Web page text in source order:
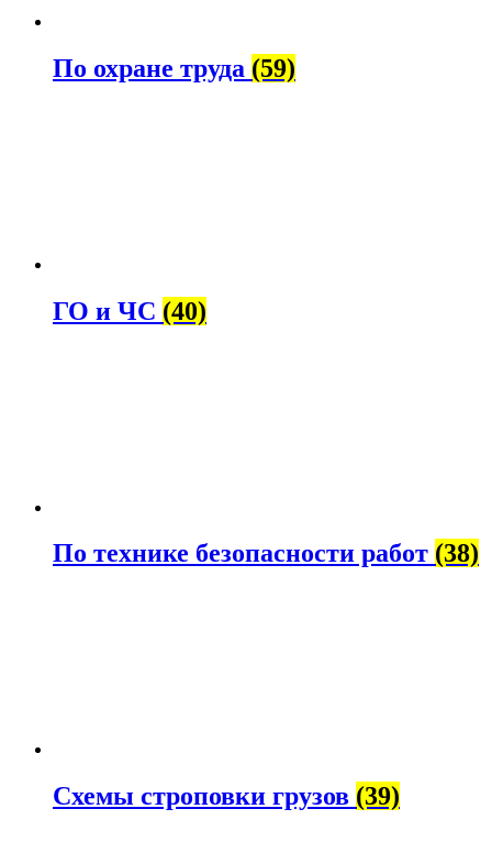
По охране труда (59)
ГО и ЧС (40)
По технике безопасности работ (38)
Схемы строповки грузов (39)